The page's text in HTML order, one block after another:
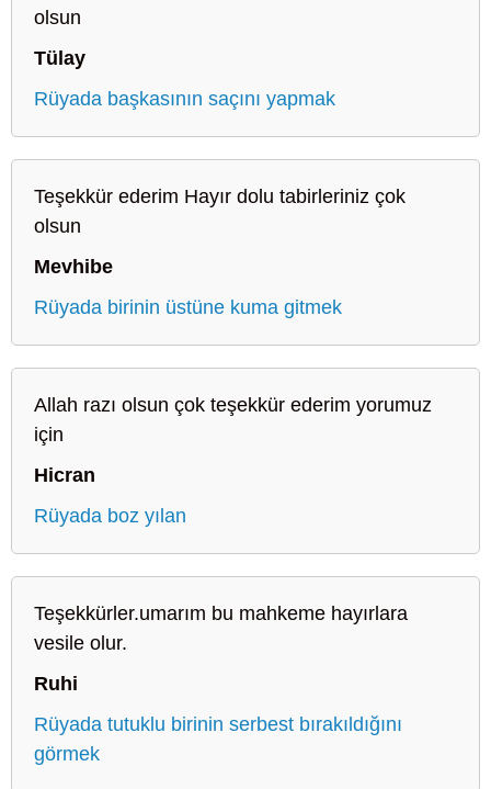
olsun
Tülay
Rüyada başkasının saçını yapmak
Teşekkür ederim Hayır dolu tabirleriniz çok
olsun
Mevhibe
Rüyada birinin üstüne kuma gitmek
Allah razı olsun çok teşekkür ederim yorumuz
için
Hicran
Rüyada boz yılan
Teşekkürler.umarım bu mahkeme hayırlara
vesile olur.
Ruhi
Rüyada tutuklu birinin serbest bırakıldığını
görmek